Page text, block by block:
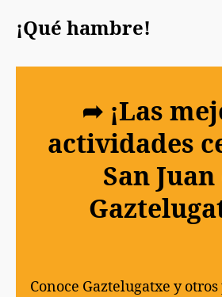
¡Qué hambre!
➦ ¡Las
actividades
San Juan
Conoce Gaztelugatxe y